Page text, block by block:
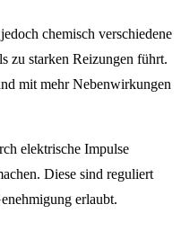
chemisch verschiedene
zu starken Reizungen führt.
mit mehr Nebenwirkungen
elektrische Impulse
Diese sind reguliert
erlaubt.